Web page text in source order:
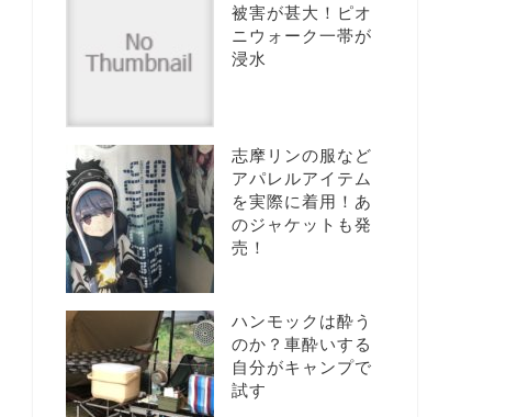
被害が甚大！ピオ
ニウォーク一帯が
浸水
志摩リンの服など
アパレルアイテム
を実際に着用！あ
のジャケットも発
売！
ハンモックは酔う
のか？車酔いする
自分がキャンプで
試す